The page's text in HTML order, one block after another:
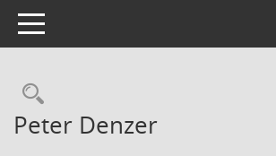
Toggle navigation
Rechercheauswahl
Peter Denzer